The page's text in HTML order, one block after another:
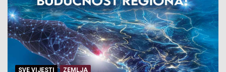
SVE VIJESTI ZEMLJA